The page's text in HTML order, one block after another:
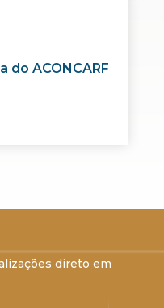
do ACONCARF
direto em